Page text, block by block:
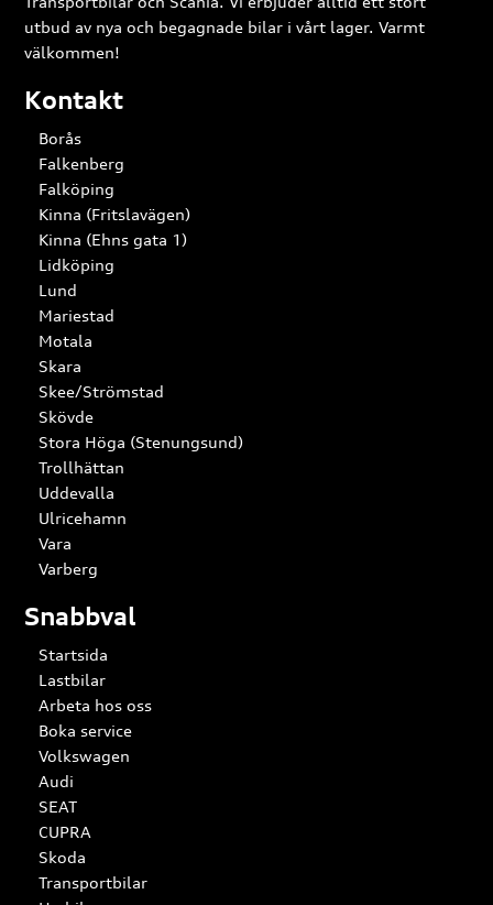
utbud av nya och begagnade bilar i vårt lager. Varmt
välkommen!
Kontakt
Borås
Falkenberg
Falköping
Kinna (Fritslavägen)
Kinna (Ehns gata 1)
Lidköping
Lund
Mariestad
Motala
Skara
Skee/Strömstad
Skövde
Stora Höga (Stenungsund)
Trollhättan
Uddevalla
Ulricehamn
Vara
Varberg
Snabbval
Startsida
Lastbilar
Arbeta hos oss
Boka service
Volkswagen
Audi
SEAT
CUPRA
Skoda
Transportbilar